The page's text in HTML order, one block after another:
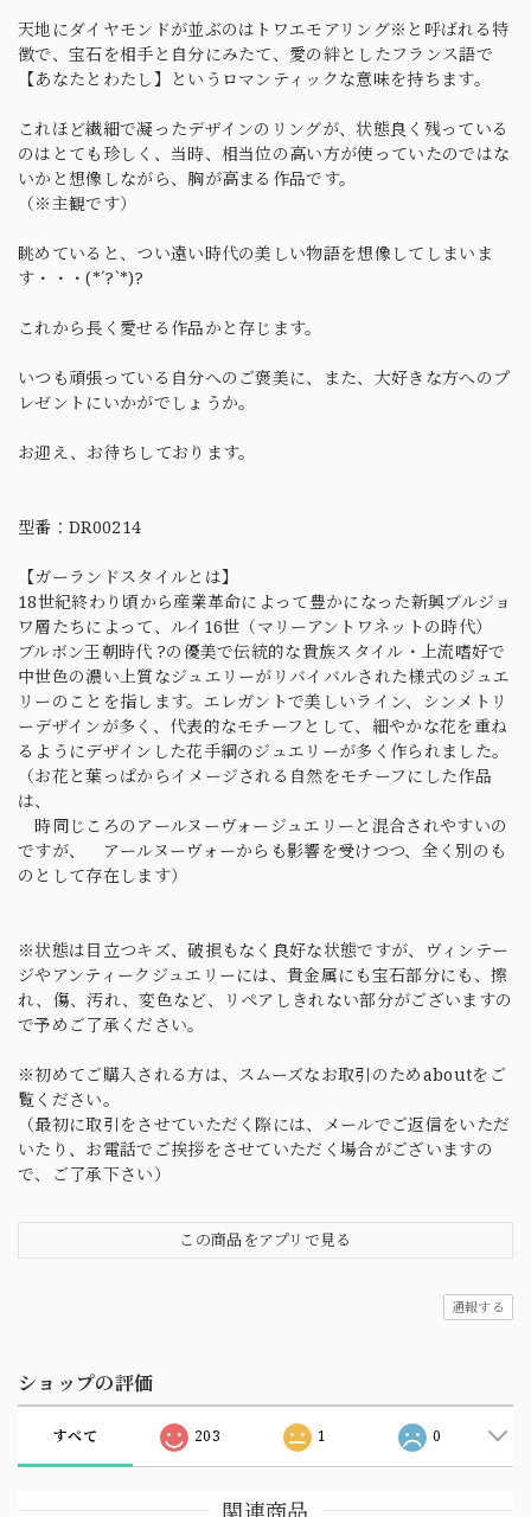
天地にダイヤモンドが並ぶのはトワエモアリング※と呼ばれる特
徴で、宝石を相手と自分にみたて、愛の絆としたフランス語で
【あなたとわたし】というロマンティックな意味を持ちます。
これほど繊細で凝ったデザインのリングが、状態良く残っている
のはとても珍しく、当時、相当位の高い方が使っていたのではな
いかと想像しながら、胸が高まる作品です。
（※主観です）
眺めていると、つい遠い時代の美しい物語を想像してしまいま
す・・・(*´?`*)?
これから長く愛せる作品かと存じます。
いつも頑張っている自分へのご褒美に、また、大好きな方へのプ
レゼントにいかがでしょうか。
お迎え、お待ちしております。
型番：DR00214
【ガーランドスタイルとは】
18世紀終わり頃から産業革命によって豊かになった新興ブルジョ
ワ層たちによって、ルイ16世（マリーアントワネットの時代）
ブルボン王朝時代 ?の優美で伝統的な貴族スタイル・上流嗜好で
中世色の濃い上質なジュエリーがリバイバルされた様式のジュエ
リーのことを指します。エレガントで美しいライン、シンメトリ
ーデザインが多く、代表的なモチーフとして、細やかな花を重ね
るようにデザインした花手綱のジュエリーが多く作られました。
（お花と葉っぱからイメージされる自然をモチーフにした作品
は、
時同じころのアールヌーヴォージュエリーと混合されやすいの
ですが、 アールヌーヴォーからも影響を受けつつ、全く別のも
のとして存在します）
※状態は目立つキズ、破損もなく良好な状態ですが、ヴィンテー
ジやアンティークジュエリーには、貴金属にも宝石部分にも、擦
れ、傷、汚れ、変色など、リペアしきれない部分がございますの
で予めご了承ください。
※初めてご購入される方は、スムーズなお取引のためaboutをご
覧ください。
（最初に取引をさせていただく際には、メールでご返信をいただ
いたり、お電話でご挨拶をさせていただく場合がございますの
で、ご了承下さい）
この商品をアプリで見る
通報する
ショップの評価
すべて 203 1 0
関連商品